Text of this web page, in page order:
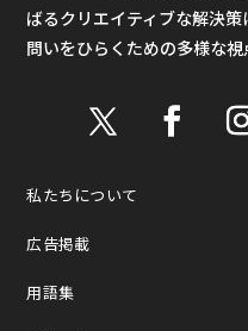
ばるクリエイティブな解決
問いをひらくための多様な視
私たちについて
広告掲載
用語集